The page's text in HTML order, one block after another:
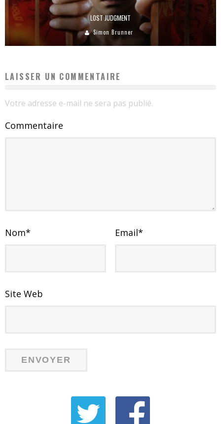
LOST JUDGMENT
Simon Brunner
LAISSER UN COMMENTAIRE
Votre adresse e-mail ne sera pas publié.
Commentaire
Nom* Email*
Site Web